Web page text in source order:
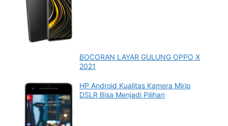
BOCORAN LAYAR GULUNG OPPO X
2021
HP Android Kualitas Kamera Mirip
DSLR Bisa Menjadi Pilihan